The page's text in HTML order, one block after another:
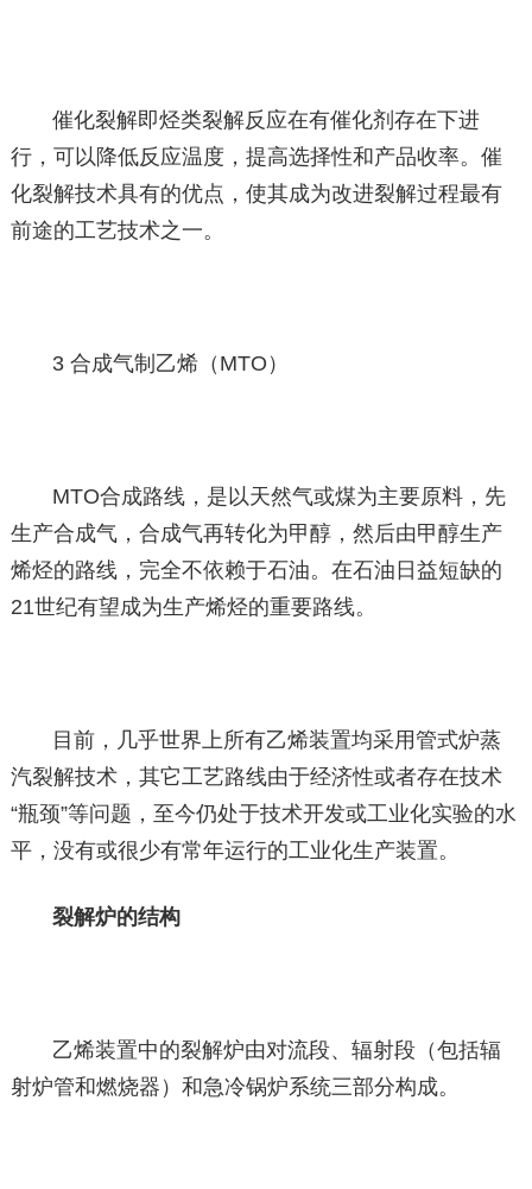
催化裂解即烃类裂解反应在有催化剂存在下进
行，可以降低反应温度，提高选择性和产品收率。催
化裂解技术具有的优点，使其成为改进裂解过程最有
前途的工艺技术之一。
3 合成气制乙烯（MTO）
MTO合成路线，是以天然气或煤为主要原料，先
生产合成气，合成气再转化为甲醇，然后由甲醇生产
烯烃的路线，完全不依赖于石油。在石油日益短缺的
21世纪有望成为生产烯烃的重要路线。
目前，几乎世界上所有乙烯装置均采用管式炉蒸
汽裂解技术，其它工艺路线由于经济性或者存在技术
“瓶颈”等问题，至今仍处于技术开发或工业化实验的水
平，没有或很少有常年运行的工业化生产装置。
裂解炉的结构
乙烯装置中的裂解炉由对流段、辐射段（包括辐
射炉管和燃烧器）和急冷锅炉系统三部分构成。